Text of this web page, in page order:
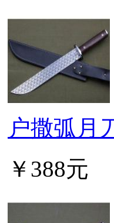
户撒弧月
￥388元